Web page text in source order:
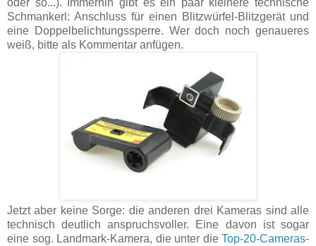
oder so...). Immerhin gibt es ein paar kleinere technische
Schmankerl: Anschluss für einen Blitzwürfel-Blitzgerät und
eine Doppelbelichtungssperre. Wer doch noch genaueres
weiß, bitte als Kommentar anfügen.
Jetzt aber keine Sorge: die anderen drei Kameras sind alle
technisch deutlich anspruchsvoller. Eine davon ist sogar
eine sog. Landmark-Kamera, die unter die Top-20-Cameras-